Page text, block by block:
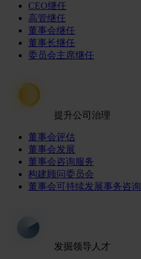
CEO继任
高管继任
董事会继任
董事长继任
委员会主席继任
提升公司治理
董事会评估
董事会发展
董事会咨询服务
构建顾问委员会
董事会可持续发展事务咨询
发掘领导人才